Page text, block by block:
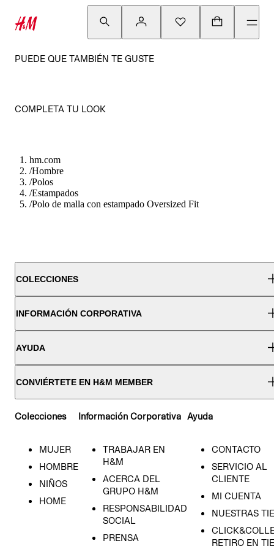
PUEDE QUE TAMBIÉN TE GUSTE
COMPLETA TU LOOK
hm.com
/Hombre
/Polos
/Estampados
/Polo de malla con estampado Oversized Fit
COLECCIONES
INFORMACIÓN CORPORATIVA
AYUDA
CONVIÉRTETE EN H&M MEMBER
Colecciones
MUJER
HOMBRE
NIÑOS
HOME
Información Corporativa
TRABAJAR EN
H&M
ACERCA DEL
GRUPO H&M
RESPONSABILIDAD
SOCIAL
PRENSA
Ayuda
CONTACTO
SERVICIO AL
CLIENTE
MI CUENTA
NUESTRAS
RETIRO EN